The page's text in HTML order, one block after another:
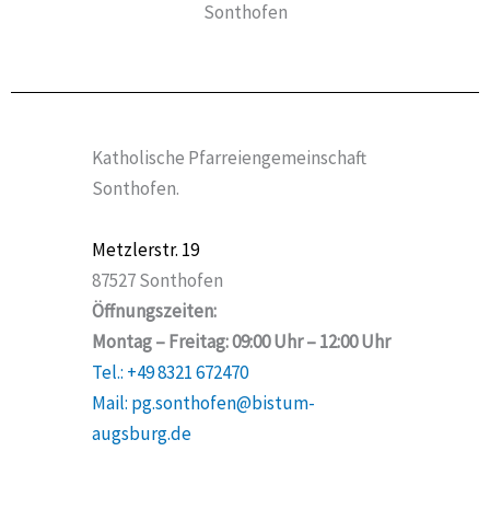
Sonthofen
Katholische Pfarreiengemeinschaft
Sonthofen.
Metzlerstr. 19
87527 Sonthofen
Öffnungszeiten:
Montag – Freitag: 09:00 Uhr – 12:00 Uhr
Tel.: +49 8321 672470
Mail: pg.sonthofen@bistum-
augsburg.de